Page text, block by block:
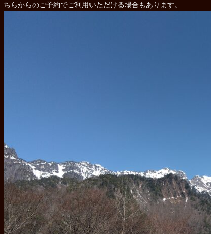
ちらからのご予約でご利用いただける場合もあります。